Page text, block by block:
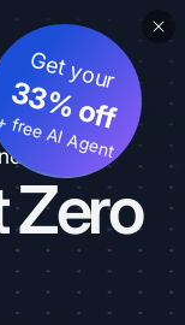
Zero
Get your
33% off
free AI Agent